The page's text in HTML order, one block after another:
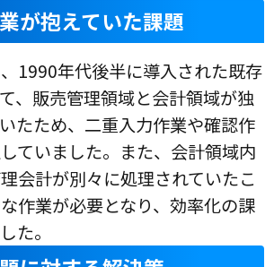
が抱えていた課題
1990年代後半に導入された既存
、販売管理領域と会計領域が独
たため、二重入力作業や確認作
ていました。また、会計領域内
会計が別々に処理されていたこ
作業が必要となり、効率化の課
た。